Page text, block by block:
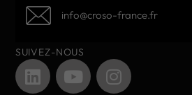
info@croso-france.fr
SUIVEZ-NOUS